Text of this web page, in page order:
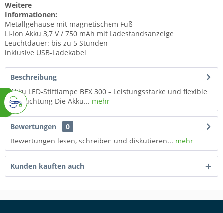
Weitere
Informationen:
Metallgehäuse mit magnetischem Fuß
Li-Ion Akku 3,7 V / 750 mAh mit Ladestandsanzeige
Leuchtdauer: bis zu 5 Stunden
inklusive USB-Ladekabel
Beschreibung
Akku LED-Stiftlampe BEX 300 – Leistungsstarke und flexible
Beleuchtung Die Akku... mehr
Bewertungen
0
Bewertungen lesen, schreiben und diskutieren... mehr
Kunden kauften auch